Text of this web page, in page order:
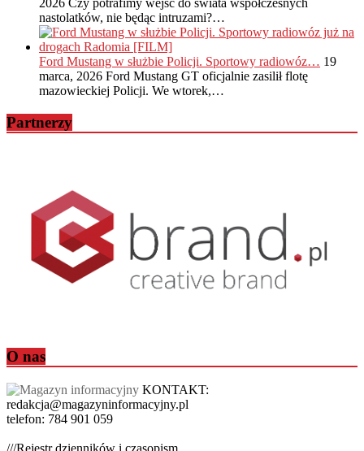
2026 Czy potrafimy wejść do świata współczesnych
nastolatków, nie będąc intruzami?…
Ford Mustang w służbie Policji. Sportowy radiowóz… 19
marca, 2026 Ford Mustang GT oficjalnie zasilił flotę
mazowieckiej Policji. We wtorek,…
Partnerzy
O nas
KONTAKT:
redakcja@magazyninformacyjny.pl
telefon: 784 901 059
///Rejestr dzienników i czasopism